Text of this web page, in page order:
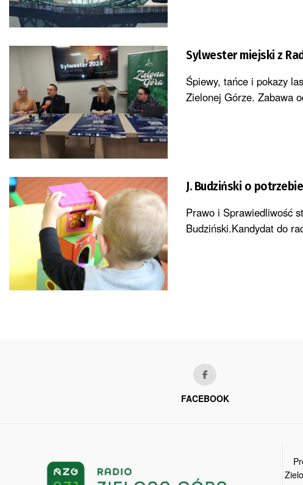
Sylwester miejski z
Śpiewy, tańce i pokazy
Zielonej Górze. Zabawa
J. Budziński o
Prawo i Sprawiedliwość
Budziński.Kandydat do
FACEBOOK